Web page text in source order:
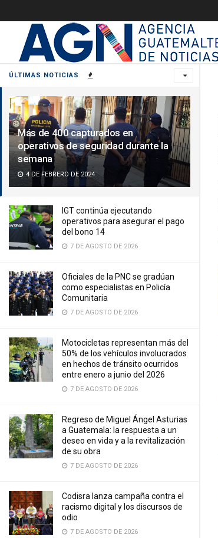
ÚLTIMAS NOTICIAS
Más de 400 capturados en
operativos de seguridad durante la
semana
4 DE FEBRERO DE 2024
IGT continúa ejecutando
operativos para asegurar el pago
del bono 14
7 DE AGOSTO DE 2026
Oficiales de la PNC se gradúan
como especialistas en Policía
Comunitaria
7 DE AGOSTO DE 2026
Motocicletas representan más del
50% de los vehículos involucrados
en hechos de tránsito ocurridos
entre enero a junio del 2026
7 DE AGOSTO DE 2026
Regreso de Miguel Ángel Asturias
a Guatemala: la respuesta a un
deseo en vida y a la revitalización
de su obra
7 DE AGOSTO DE 2026
Codisra lanza campaña contra el
racismo digital y los discursos de
odio
7 DE AGOSTO DE 2026